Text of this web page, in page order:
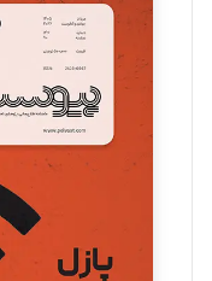
سروش
تحریریه
مینا پاکدل
یسنا